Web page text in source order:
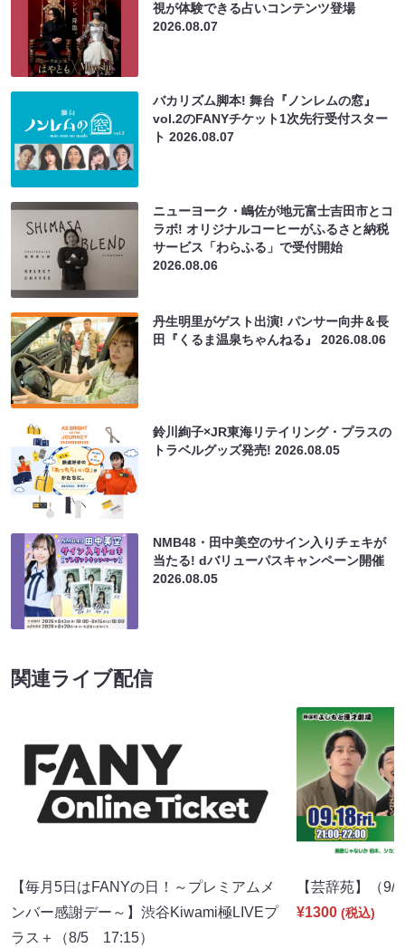
視が体験できる占いコンテンツ登場
2026.08.07
バカリズム脚本! 舞台『ノンレムの窓』
vol.2のFANYチケット1次先行受付スター
ト2026.08.07
ニューヨーク・嶋佐が地元富士吉田市とコ
ラボ! オリジナルコーヒーがふるさと納税
サービス「わらふる」で受付開始
2026.08.06
丹生明里がゲスト出演! パンサー向井＆長
田『くるま温泉ちゃんねる』2026.08.06
鈴川絢子×JR東海リテイリング・プラスの
トラベルグッズ発売!2026.08.05
NMB48・田中美空のサイン入りチェキが
当たる! dバリューパスキャンペーン開催
2026.08.05
関連ライブ配信
【毎月5日はFANYの日！～プレミアムメ
ンバー感謝デー～】渋谷Kiwami極LIVEプ
ラス＋（8/5 17:15）
【芸辞苑】（
¥1300 (税込)